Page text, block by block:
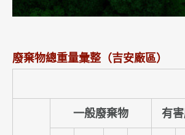
廢棄物總重量彙整（吉安廠區）
一般廢棄物
有
ESG永續報告書